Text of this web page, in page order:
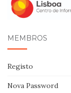
MEMBROS
Registo
Nova Password